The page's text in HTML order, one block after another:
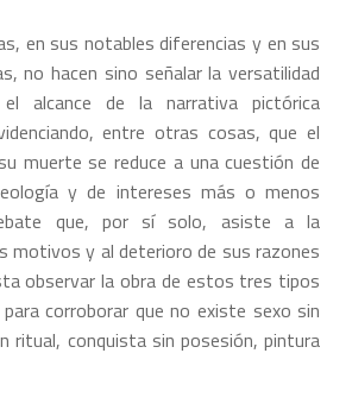
en sus notables diferencias y en sus
no hacen sino señalar la versatilidad
alcance de la narrativa pictórica
entre otras cosas, que el
muerte se reduce a una cuestión de
y de intereses más o menos
que, por sí solo, asiste a la
motivos y al deterioro de sus razones
observar la obra de estos tres tipos
corroborar que no existe sexo sin
ritual, conquista sin posesión, pintura